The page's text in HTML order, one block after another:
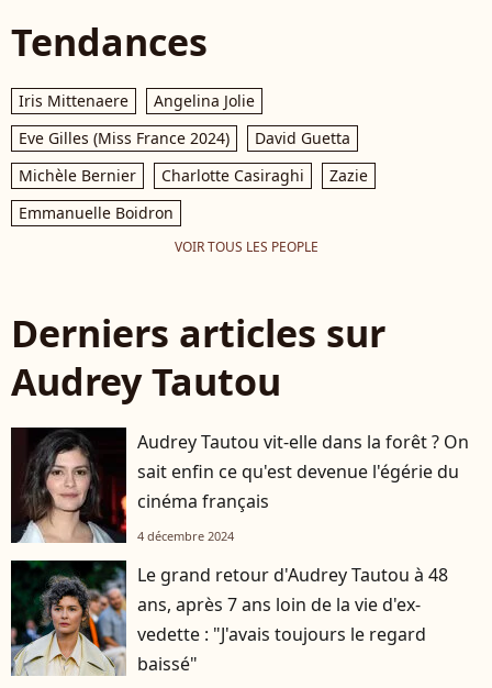
Tendances
Iris Mittenaere
Angelina Jolie
Eve Gilles (Miss France 2024)
David Guetta
Michèle Bernier
Charlotte Casiraghi
Zazie
Emmanuelle Boidron
VOIR TOUS LES PEOPLE
Derniers articles sur
Audrey Tautou
Audrey Tautou vit-elle dans la forêt ? On
sait enfin ce qu'est devenue l'égérie du
cinéma français
4 décembre 2024
Le grand retour d'Audrey Tautou à 48
ans, après 7 ans loin de la vie d'ex-
vedette : "J'avais toujours le regard
baissé"